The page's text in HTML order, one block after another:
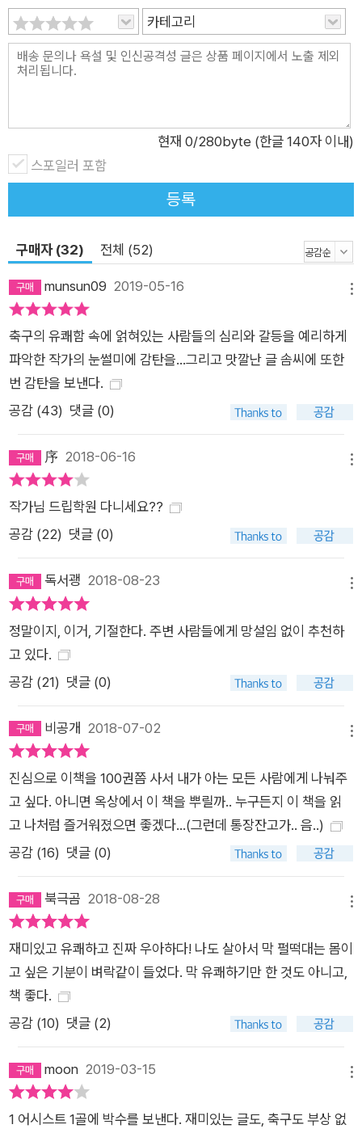
며 축구화를 동여매죠. 한번은 골에 가까운 장면을 만들어 내기도
합니다. 그러던 어느 날, 팀 사정으로 혼비 씨는 골키퍼를 맡게 되
는데…… 이 책의 마지막을 골 넣는 장면으로 장식하고 싶다는 지
카테고리
현재 0/280byte (한글 140자 이내)
스포일러 포함
등록
구매자 (32) 전체 (52)
munsun09 2019-05-16
축구의 유쾌함 속에 얽혀있는 사람들의 심리와 갈등을 예리하게
파악한 작가의 눈썰미에 감탄을...그리고 맛깔난 글 솜씨에 또한
번 감탄을 보낸다.
공감 (43) 댓글 (0)
序 2018-06-16
작가님 드립학원 다니세요??
공감 (22) 댓글 (0)
독서괭 2018-08-23
정말이지, 이거, 기절한다. 주변 사람들에게 망설임 없이 추천하
고 있다.
공감 (21) 댓글 (0)
비공개 2018-07-02
진심으로 이책을 100권쯤 사서 내가 아는 모든 사람에게 나눠주
고 싶다. 아니면 옥상에서 이 책을 뿌릴까.. 누구든지 이 책을 읽
고 나처럼 즐거워졌으면 좋겠다...(그런데 통장잔고가.. 음..)
공감 (16) 댓글 (0)
북극곰 2018-08-28
재미있고 유쾌하고 진짜 우아하다! 나도 살아서 막 펄떡대는 몸이
고 싶은 기분이 벼락같이 들었다. 막 유쾌하기만 한 것도 아니고,
책 좋다.
공감 (10) 댓글 (2)
moon 2019-03-15
1 어시스트 1골에 박수를 보낸다. 재미있는 글도, 축구도 부상 없